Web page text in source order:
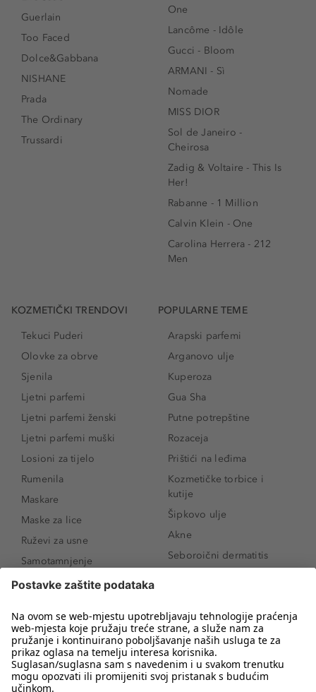
Guerlain
Too Faced
Dolce&Gabbana
NISHANE
Prada
The Ordinary
Trussardi
One
Lancôme - Idôle
Gucci - Bloom
ARMANI - Sì
Nomade
MISS DIOR
Sol de Janeiro -
Cheirosa
Zadig & Voltaire - This Is
Her!
Rabanne - 1 Million
Calvin Klein - One
Carolina Herrera - 212
Men
KOZMETIČKI TRENDOVI
Tekuci Puderi
Olovke za obrve
Sjenila
Ljetni parfemi
Ljetni parfemi ženski
Ljetni parfemi muški
Losioni za tijelo
Rumenila
Maskare
Maske za lice
Ruževi za usne
Samotamnjenje
Puderi
Proizvodi za obrve
Sunce i zaštita
Serumi za lice
Proizvodi za čišćenje lica
POPULARNE TEME
Arapski parfemi
Arganovo ulje
Kuperoza
Gua Sha
Putne potrepštine
Rozaceja
Prištići na leđima
Kozmetičke torbice i
kutije
Šipkovo ulje
Akne
Seboroični dermatitis
Novo
Koji mi parfem
odgovara?
Kako našminkati oči da